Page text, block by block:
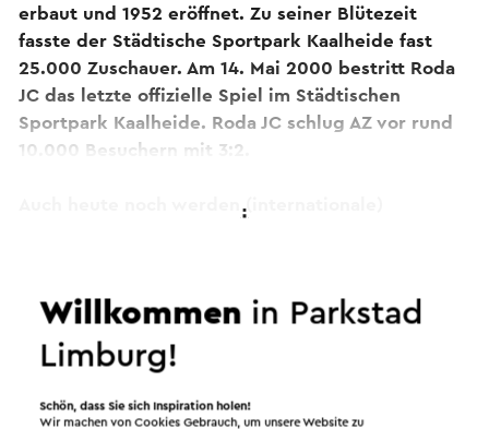
erbaut und 1952 eröffnet. Zu seiner Blütezeit
fasste der Städtische Sportpark Kaalheide fast
25.000 Zuschauer. Am 14. Mai 2000 bestritt Roda
JC das letzte offizielle Spiel im Städtischen
Sportpark Kaalheide. Roda JC schlug AZ vor rund
10.000 Besuchern mit 3:2.
Auch heute noch werden (internationale)
Kaalheide wurde seit einigen Jahren in einen
Trainingskomplex umgewandelt.
Jong Roda JC, die Promis und die
Jugendmannschaften der Roda JC Football
Willkommen in Parkstad
Limburg!
Schön, dass Sie sich Inspiration holen!
Wir machen von Cookies Gebrauch, um unsere Website zu